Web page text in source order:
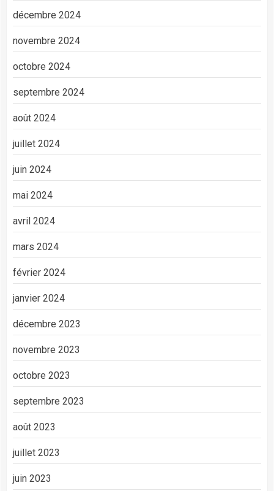
décembre 2024
novembre 2024
octobre 2024
septembre 2024
août 2024
juillet 2024
juin 2024
mai 2024
avril 2024
mars 2024
février 2024
janvier 2024
décembre 2023
novembre 2023
octobre 2023
septembre 2023
août 2023
juillet 2023
juin 2023